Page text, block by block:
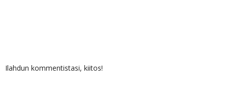
Ilahdun kommentistasi, kiitos!